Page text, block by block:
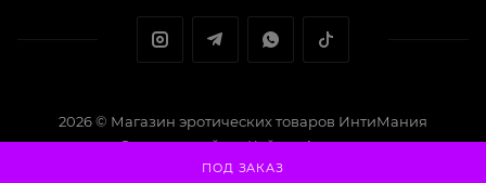
ПОД ЗАКАЗ
2026 © Магазин эротических товаров ИнтиМания
Создание сайта - Кайрат Алматов